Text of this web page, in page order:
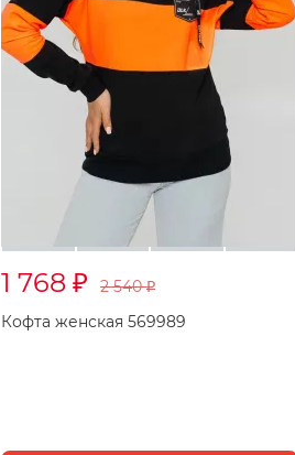
1 768 ₽ 2 540₽
Кофта женская 569989